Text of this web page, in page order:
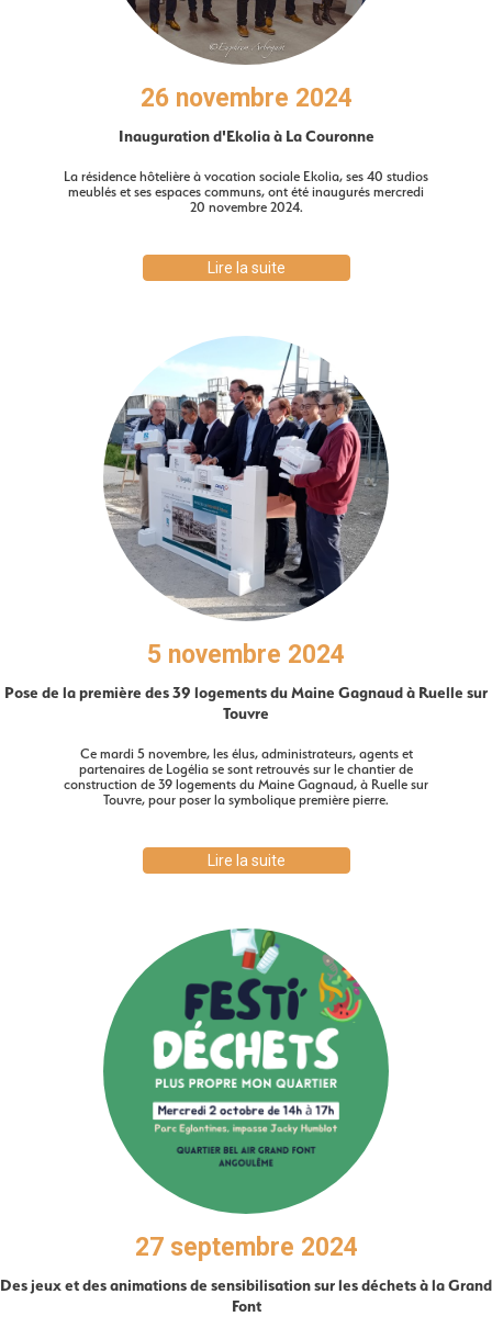
26 novembre 2024
Inauguration d'Ekolia à La Couronne
La résidence hôtelière à vocation sociale Ekolia, ses 40 studios
meublés et ses espaces communs, ont été inaugurés mercredi
20 novembre 2024.
Lire la suite
5 novembre 2024
Pose de la première des 39 logements du Maine Gagnaud à Ruelle sur
Touvre
Ce mardi 5 novembre, les élus, administrateurs, agents et
partenaires de Logélia se sont retrouvés sur le chantier de
construction de 39 logements du Maine Gagnaud, à Ruelle sur
Touvre, pour poser la symbolique première pierre.
Lire la suite
27 septembre 2024
Des jeux et des animations de sensibilisation sur les déchets à la Grand
Font